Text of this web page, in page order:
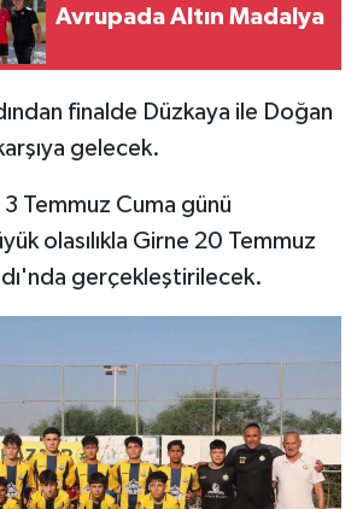
Avrupada Altın Madalya
finalde Düzkaya ile Doğan
gelecek.
Temmuz Cuma günü
olasılıkla Girne 20 Temmuz
gerçekleştirilecek.